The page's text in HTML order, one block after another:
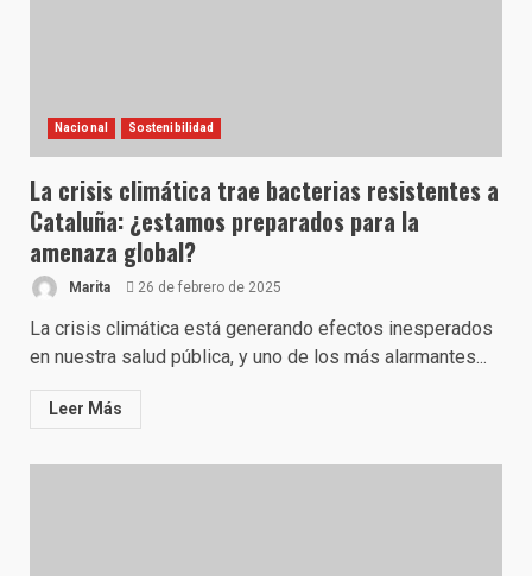
Nacional Sostenibilidad
La crisis climática trae bacterias resistentes a
Cataluña: ¿estamos preparados para la
amenaza global?
Marita 26 de febrero de 2025
La crisis climática está generando efectos inesperados
en nuestra salud pública, y uno de los más alarmantes...
Leer Más